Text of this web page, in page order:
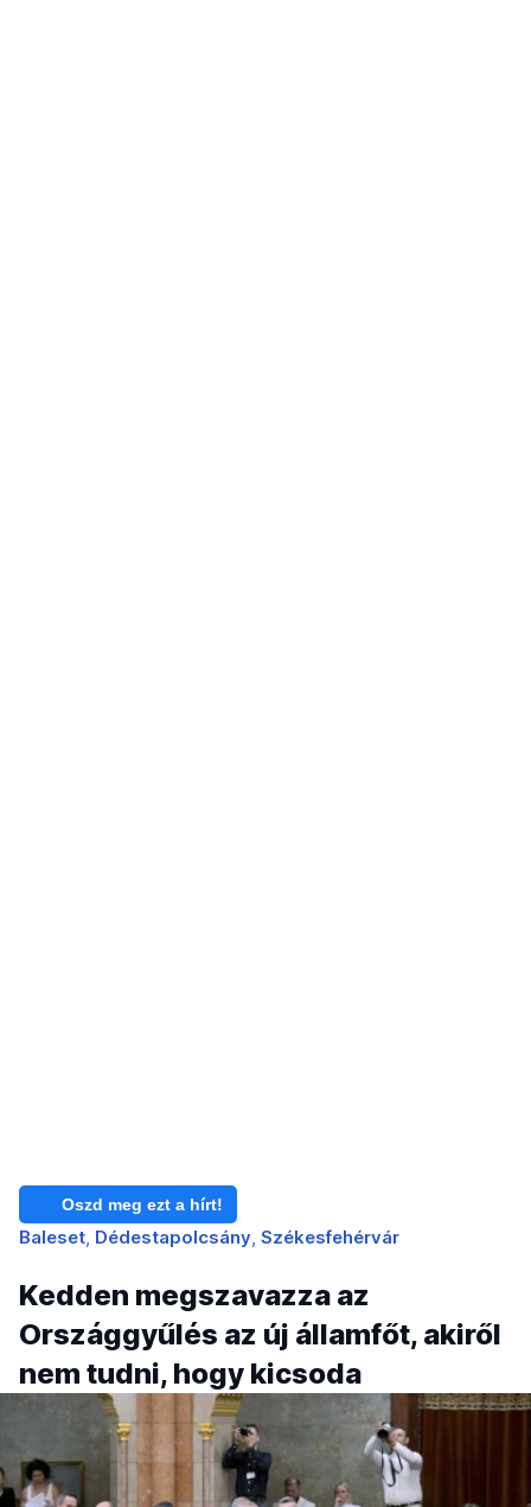
Oszd meg ezt a hírt!
Baleset Dédestapolcsány Székesfehérvár
Kedden megszavazza az
Országgyűlés az új államfőt, akiről
nem tudni, hogy kicsoda